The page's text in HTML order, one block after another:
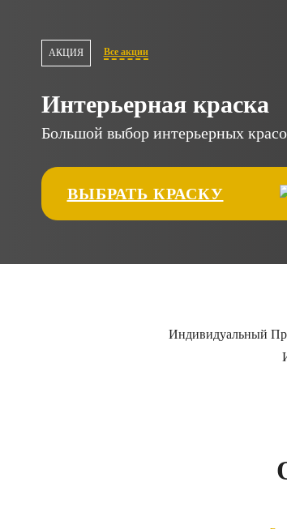
АКЦИЯ Все акции
Интерьерная краска
Большой выбор интерьерных
ВЫБРАТЬ КРАСКУ
Индивидуальный